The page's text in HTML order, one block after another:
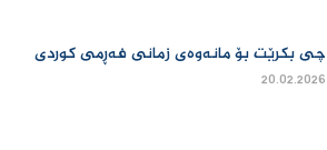
چی بكرێت بۆ مانەوەی زمانی فەڕمی كوردی
20.02.2026